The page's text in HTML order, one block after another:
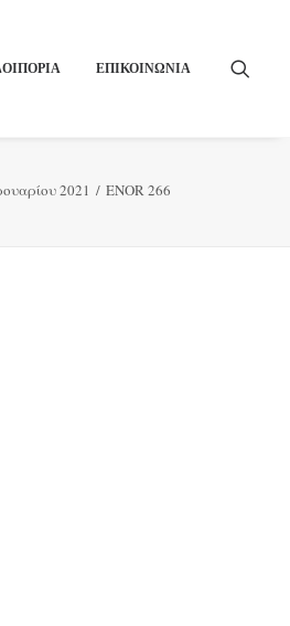
ΕΠΙΚΟΙΝΩΝΙΑ
2021 ENOR 266